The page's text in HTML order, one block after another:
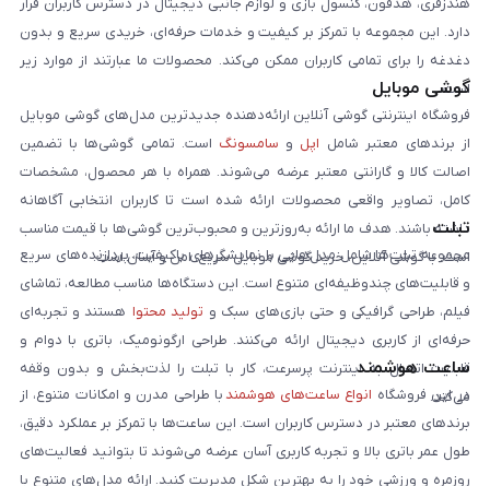
دارد. این مجموعه با تمرکز بر کیفیت و خدمات حرفه‌ای، خریدی سریع و بدون
دغدغه را برای تمامی کاربران ممکن می‌کند. محصولات ما عبارتند از موارد زیر
است:
گوشی موبایل
فروشگاه اینترنتی گوشی آنلاین ارائه‌دهنده جدیدترین مدل‌های گوشی موبایل
از برندهای معتبر شامل اپل و سامسونگ است. تمامی گوشی‌ها با تضمین
اصالت کالا و گارانتی معتبر عرضه می‌شوند. همراه با هر محصول، مشخصات
کامل، تصاویر واقعی محصولات ارائه شده است تا کاربران انتخابی آگاهانه
داشته باشند. هدف ما ارائه به‌روزترین و محبوب‌ترین گوشی‌ها با قیمت مناسب
است. با گوشی آنلاین، خرید گوشی موبایل سریع، امن و آسان است.
تبلت
مجموعه تبلت‌ها شامل مدل‌هایی با نمایشگرهای باکیفیت، پردازنده‌های سریع
و قابلیت‌های چندوظیفه‌ای متنوع است. این دستگاه‌ها مناسب مطالعه، تماشای
فیلم، طراحی گرافیکی و حتی بازی‌های سبک و تولید محتوا هستند و تجربه‌ای
حرفه‌ای از کاربری دیجیتال ارائه می‌کنند. طراحی ارگونومیک، باتری با دوام و
قابلیت اتصال به اینترنت پرسرعت، کار با تبلت را لذت‌بخش و بدون وقفه
می‌کند.
ساعت هوشمند
در این فروشگاه انواع ساعت‌های هوشمند با طراحی مدرن و امکانات متنوع، از
برندهای معتبر در دسترس کاربران است. این ساعت‌ها با تمرکز بر عملکرد دقیق،
طول عمر باتری بالا و تجربه کاربری آسان عرضه می‌شوند تا بتوانید فعالیت‌های
روزمره و ورزشی خود را به بهترین شکل مدیریت کنید. ارائه مدل‌های متنوع با